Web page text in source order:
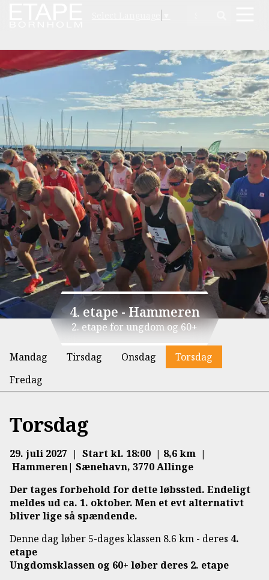
4. etape - Hammeren
2. etape for ungdom og 60+
Mandag Tirsdag Onsdag
Torsdag
Fredag
Torsdag
29. juli 2027 | Start kl. 18:00 | 8,6 km |
Hammeren| Sænehavn, 3770 Allinge
Der tages forbehold for dette løbssted. Endeligt
meldes ud ca. 1. oktober. Men et evt alternativt
bliver lige så spændende.
Denne dag løber 5-dages klassen 8.6 km - deres 4.
etape
Ungdomsklassen og 60+ løber deres 2. etape